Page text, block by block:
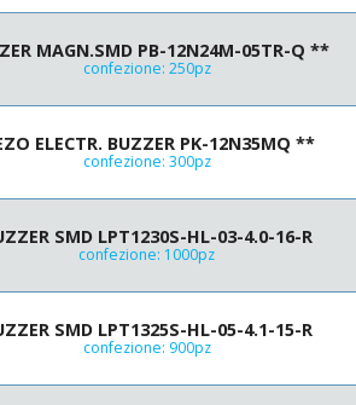
MAGN.SMD PB-12N24M-05TR-Q **
confezione: 250pz
ELECTR. BUZZER PK-12N35MQ **
confezione: 300pz
SMD LPT1230S-HL-03-4.0-16-R
confezione: 1000pz
SMD LPT1325S-HL-05-4.1-15-R
confezione: 900pz